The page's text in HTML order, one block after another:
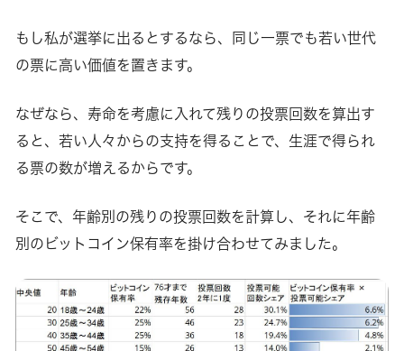
もし私が選挙に出るとするなら、同じ一票でも若い世代
の票に高い価値を置きます。
なぜなら、寿命を考慮に入れて残りの投票回数を算出す
ると、若い人々からの支持を得ることで、生涯で得られ
る票の数が増えるからです。
そこで、年齢別の残りの投票回数を計算し、それに年齢
別のビットコイン保有率を掛け合わせてみました。